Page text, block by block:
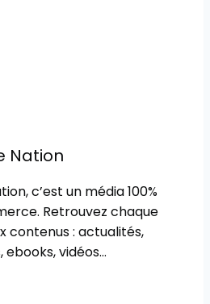
Nation
c’est un média 100%
Retrouvez chaque
contenus : actualités,
ebooks, vidéos…